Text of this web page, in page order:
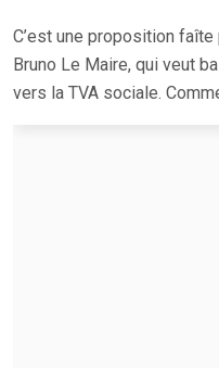
C’est une proposition
Bruno Le Maire, qui veut
vers la TVA sociale.